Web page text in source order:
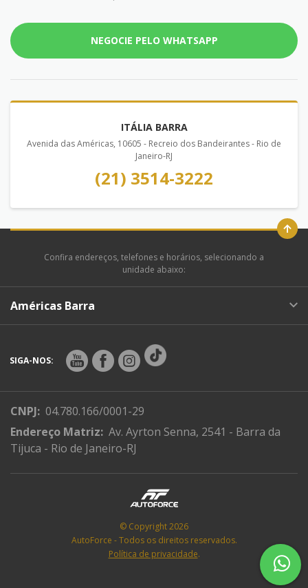
NEGOCIE PELO WHATSAPP
ITÁLIA BARRA
Avenida das Américas, 10605 - Recreio dos Bandeirantes - Rio de
Janeiro-RJ
(21) 3514-3222
Confira endereços, telefones e horários, selecionando a
unidade abaixo:
Américas Barra
SIGA-NOS:
CNPJ: 04.780.166/0001-29
Endereço Matriz: Av. Ayrton Senna, 2541 - Barra da
Tijuca - Rio de Janeiro-RJ
© Copyright 2026
AutoForce - Todos os direitos reservados.
Política de privacidade.